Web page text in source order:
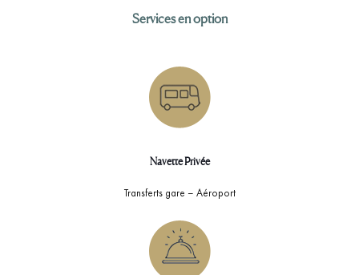
Services en option
Navette Privée
Transferts gare – Aéroport